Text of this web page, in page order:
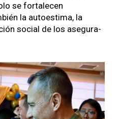
se for­t­ale­cen
la autoes­ti­ma, la
social de los ase­gu­ra­